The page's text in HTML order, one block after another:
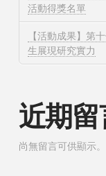
活動得獎名單
【活動成果】第
生展現研究實力
近期留
尚無留言可供顯示。